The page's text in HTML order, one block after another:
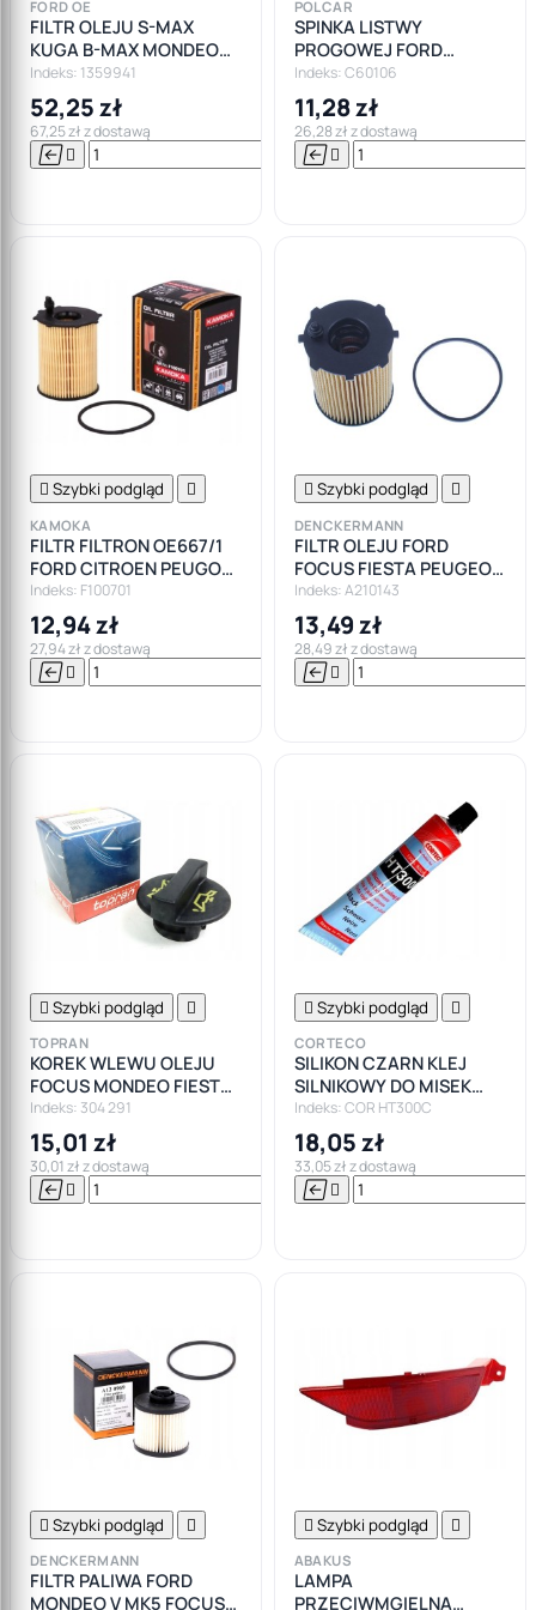
FORD OE
FILTR OLEJU S-MAX
KUGA B-MAX MONDEO
FOCUS 1.6 TDCI
Indeks: 1359941
52,25 zł
67,25 zł z dostawą
  

POLCAR
SPINKA LISTWY
PROGOWEJ FORD
MONDEO MK1 MK2 MK3
MK4
Indeks: C60106
11,28 zł
26,28 zł z dostawą
 
 Szybki podgląd 
KAMOKA
FILTR FILTRON OE667/1
FORD CITROEN PEUGOT
1.4 1.6D
Indeks: F100701
12,94 zł
27,94 zł z dostawą
  

 Szybki podgląd 
DENCKERMANN
FILTR OLEJU FORD
FOCUS FIESTA PEUGEOT
CITROEN 1,4 1,5 1,6 TDCI
PSA
Indeks: A210143
13,49 zł
28,49 zł z dostawą
 
 Szybki podgląd 
TOPRAN
KOREK WLEWU OLEJU
FOCUS MONDEO FIESTA
TRANSIT
Indeks: 304 291
15,01 zł
30,01 zł z dostawą
  

 Szybki podgląd 
CORTECO
SILIKON CZARN KLEJ
SILNIKOWY DO MISEK
CORTECO +300
Indeks: COR HT300C
18,05 zł
33,05 zł z dostawą
 
 Szybki podgląd 
DENCKERMANN
FILTR PALIWA FORD
MONDEO V MK5 FOCUS
 Szybki podgląd 
ABAKUS
LAMPA
PRZECIWMGIELNA